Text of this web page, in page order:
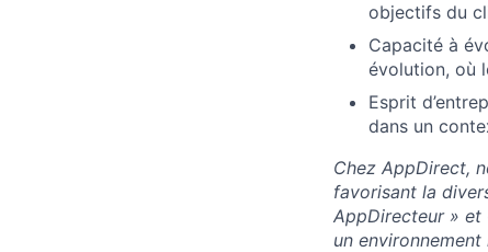
objectifs du
Capacité à
évolution, où
Esprit
dans un
Chez AppDirect,
favorisant la
AppDirecteur » et
un